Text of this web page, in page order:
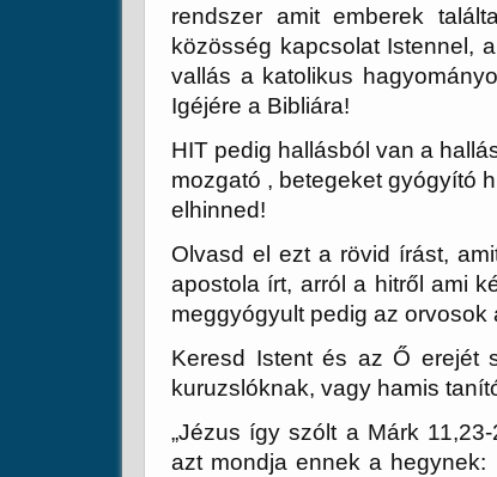
rendszer amit emberek
közösség kapcsolat Istennel,
vallás a katolikus
Igéjére a Bibliára!
HIT pedig hallásból van a
mozgató , betegeket gyógyító
elhinned!
Olvasd el ezt a rövid írást,
apostola írt, arról a hitről ami
meggyógyult pedig az
Keresd Istent és az Ő erejét
kuruzslóknak, vagy hamis
„Jézus így szólt a Márk
azt mondja ennek a